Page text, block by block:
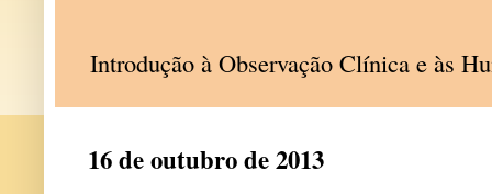
Introdução à Observação Clínica e às
16 de outubro de 2013